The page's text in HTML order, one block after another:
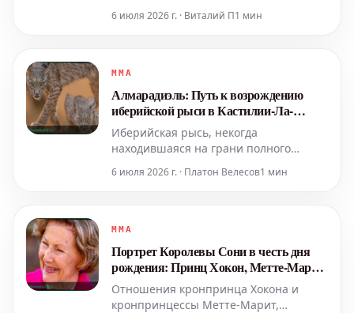
греческого философа из Эфеса,
частью полного трактата, поскольку от
более ста разрознен
6 июля 2026 г. · Виталий П1 мин
MMA
Алмарадиэль: Путь к возрождению
иберийской рыси в Кастилии-Ла-
Манче
Иберийская рысь, некогда
находившаяся на грани полного
обнадеживающие признаки
Испании превысила 2600 особей.
определенные территории, и одной из
таких
6 июля 2026 г. · Платон Велесов1 мин
MMA
Портрет Королевы Сони в честь дня
рождения: Принц Хокон, Метте-Марит
и их испытания
Отношения кронпринца Хокона и
кронпринцессы Метте-Марит,